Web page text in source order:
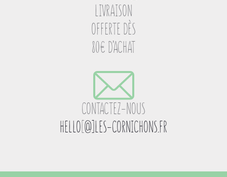
LIVRAISON
OFFERTE DÈS
80€ D’ACHAT
CONTACTEZ-NOUS
HELLO[@]LES-CORNICHONS.FR